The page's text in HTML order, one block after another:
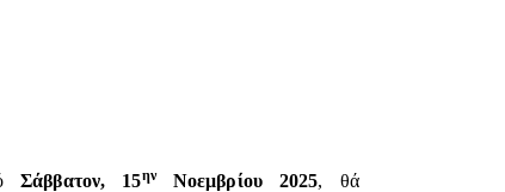
Σάββατον, 15ηνΝοεμβρίου 2025, θά